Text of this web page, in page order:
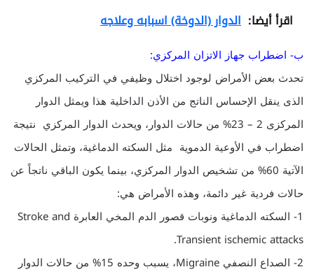
اقرأ أيضا: الدوار (الدوخة) اسبابه وعلاجه
ب- اضطراب جهاز الاتزان المركزي:
تحدث بعض الأمراض لوجود اختلال وظيفي في التركيب المركزي
الذى ينقل الإحساس الناتج من الأذن الداخلية هذا ويمثل الدوار
المركزى 2 – 23% من حالات الدوار، ويحدث الدوار المركزي نتيجة
اضطراب في الأوعية الدموية مثل السكته الدماغية، وتمثل الحالات
الآتية 60% من تشخيص الدوار المركزي، بينما يكون الباقي ناتجاً عن
حالات فردية غير دائمة، وهذه الأمراض هي:
1- السكته الدماغية ونوبات قصور الدم المخي العابرة Stroke and
Transient ischemic attacks.
2- الصداع النصفي Migraine، يسبب وحده 15% من حالات الدوار